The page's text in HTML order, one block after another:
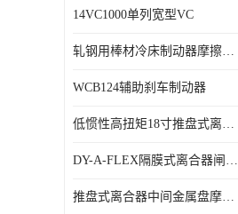
14VC1000单列宽型VC
轧钢用棒材冷床制动器摩擦片218
WCB124辅助刹车制动器
低惯性高扭矩18寸推盘式离合器中心盘齿盘W18-11-101
DY-A-FLEX隔膜式离合器闸瓦总成7015125A
推盘式离合器中间金属盘摩擦盘18寸